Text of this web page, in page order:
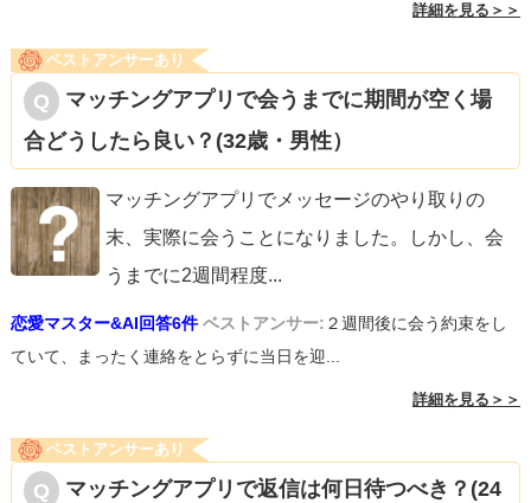
詳細を見る＞＞
ベストアンサーあり
マッチングアプリで会うまでに期間が空く場
合どうしたら良い？(32歳・男性）
マッチングアプリでメッセージのやり取りの
末、実際に会うことになりました。しかし、会
うまでに2週間程度...
恋愛マスター&AI回答6件 ベストアンサー: ２週間後に会う約束をし
ていて、まったく連絡をとらずに当日を迎...
詳細を見る＞＞
ベストアンサーあり
マッチングアプリで返信は何日待つべき？(24